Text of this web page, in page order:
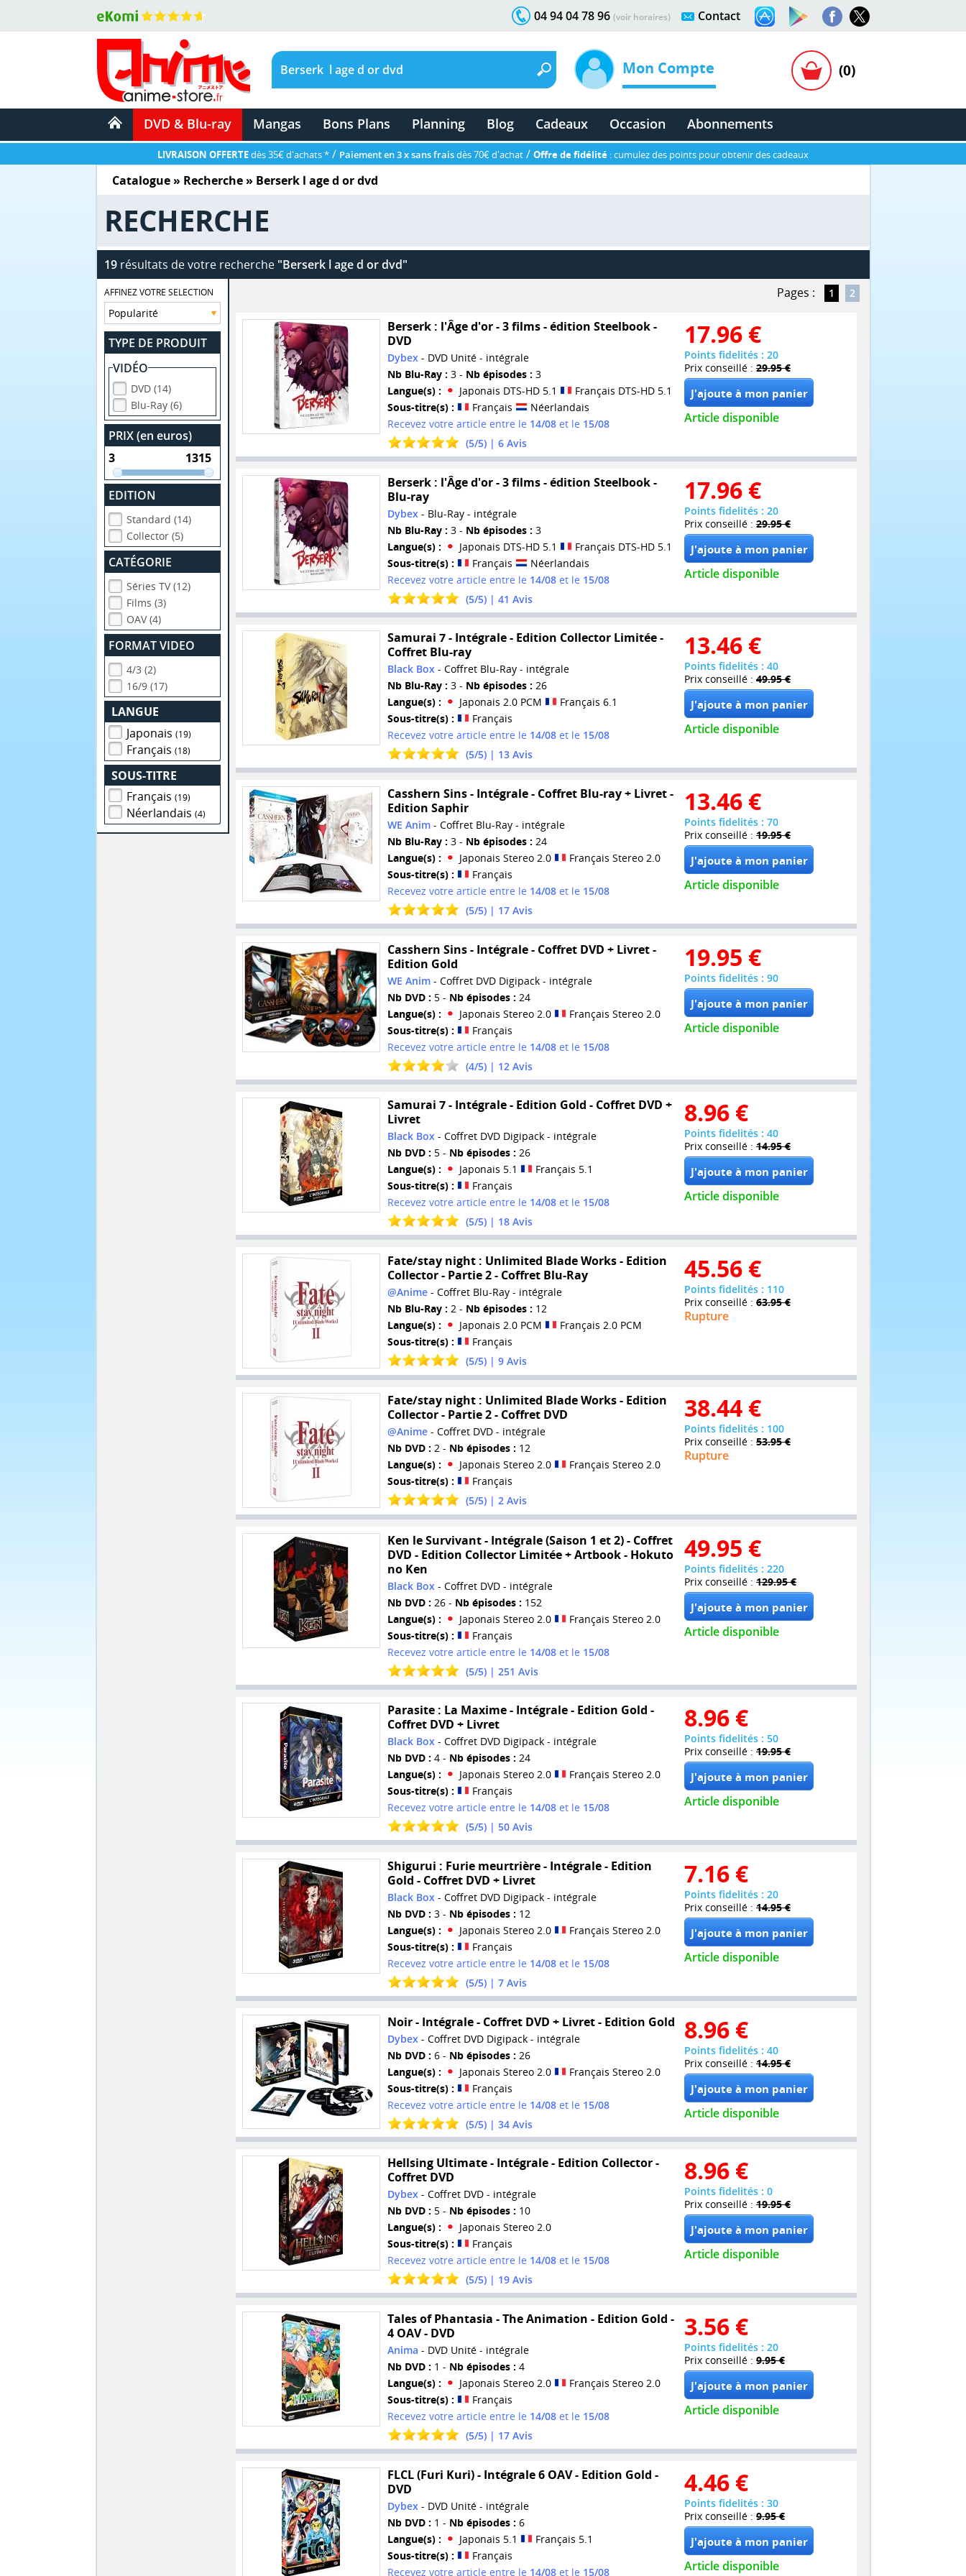
Contact
04 94 04 78 96 (voir horaires)
Mon Compte (0)
DVD & Blu-ray Mangas Bons Plans Planning Blog Cadeaux Occasion Abonnements
LIVRAISON OFFERTEdès 35€ d'achats * / Paiement en 3 x sans fraisdès 70€ d'achat / Offre de fidélité : cumulez des points pour obtenir des cadeaux
Catalogue» Recherche » Berserk l age d or dvd
RECHERCHE
19résultats de votre recherche "Berserk l age d or dvd"
AFFINEZ VOTRE SELECTION
TYPE DE PRODUIT
VIDÉO
DVD (14)
Blu-Ray (6)
PRIX (en euros)
EDITION
Standard (14)
Collector (5)
CATÉGORIE
Séries TV (12)
Films (3)
OAV (4)
FORMAT VIDEO
4/3 (2)
16/9 (17)
LANGUE
Japonais(19)
Français(18)
SOUS-TITRE
Français(19)
Néerlandais(4)
Pages : 1 2
Berserk : l'Âge d'or - 3 films - édition Steelbook -
DVD
Dybex- DVD Unité - intégrale
Nb Blu-Ray : 3 - Nb épisodes : 3
Langue(s) :
Japonais DTS-HD 5.1
Français DTS-HD 5.1
Sous-titre(s) :
Français
Néerlandais
Recevez votre article entre le 14/08et le 15/08
(5/5) | 6Avis
17.96 €
Points fidelités : 20
Prix conseillé : 29.95 €
Article disponible
Berserk : l'Âge d'or - 3 films - édition Steelbook -
Blu-ray
Dybex- Blu-Ray - intégrale
Nb Blu-Ray : 3 - Nb épisodes : 3
Langue(s) :
Japonais DTS-HD 5.1
Français DTS-HD 5.1
Sous-titre(s) :
Français
Néerlandais
Recevez votre article entre le 14/08et le 15/08
(5/5) | 41 Avis
17.96 €
Points fidelités : 20
Prix conseillé : 29.95 €
Article disponible
Samurai 7 - Intégrale - Edition Collector Limitée -
Coffret Blu-ray
Black Box- Coffret Blu-Ray - intégrale
Nb Blu-Ray : 3 - Nb épisodes : 26
Langue(s) :
Japonais 2.0 PCM
Français 6.1
Sous-titre(s) :
Français
Recevez votre article entre le 14/08et le 15/08
(5/5) | 13Avis
13.46 €
Points fidelités : 40
Prix conseillé : 49.95 €
Article disponible
Casshern Sins - Intégrale - Coffret Blu-ray + Livret -
Edition Saphir
WE Anim- Coffret Blu-Ray - intégrale
Nb Blu-Ray : 3 - Nb épisodes : 24
Langue(s) :
Japonais Stereo 2.0
Français Stereo 2.0
Sous-titre(s) :
Français
Recevez votre article entre le 14/08et le 15/08
(5/5) | 17Avis
13.46 €
Points fidelités : 70
Prix conseillé : 19.95 €
Article disponible
Casshern Sins - Intégrale - Coffret DVD + Livret -
Edition Gold
WE Anim- Coffret DVD Digipack - intégrale
Nb DVD : 5 - Nb épisodes : 24
Langue(s) :
Japonais Stereo 2.0
Français Stereo 2.0
Sous-titre(s) :
Français
Recevez votre article entre le 14/08et le 15/08
(4/5) | 12Avis
19.95 €
Points fidelités : 90
Article disponible
Samurai 7 - Intégrale - Edition Gold - Coffret DVD +
Livret
Black Box- Coffret DVD Digipack - intégrale
Nb DVD : 5 - Nb épisodes : 26
Langue(s) :
Japonais 5.1
Français 5.1
Sous-titre(s) :
Français
Recevez votre article entre le 14/08et le 15/08
(5/5) | 18Avis
8.96 €
Points fidelités : 40
Prix conseillé : 14.95 €
Article disponible
Fate/stay night : Unlimited Blade Works - Edition
Collector - Partie 2 - Coffret Blu-Ray
@Anime- Coffret Blu-Ray - intégrale
Nb Blu-Ray : 2 - Nb épisodes : 12
Langue(s) :
Japonais 2.0 PCM
Français 2.0 PCM
Sous-titre(s) :
Français
(5/5) | 9Avis
45.56 €
Points fidelités : 110
Prix conseillé : 63.95 €
Rupture
Fate/stay night : Unlimited Blade Works - Edition
Collector - Partie 2 - Coffret DVD
@Anime- Coffret DVD - intégrale
Nb DVD : 2 - Nb épisodes : 12
Langue(s) :
Japonais Stereo 2.0
Français Stereo 2.0
Sous-titre(s) :
Français
(5/5) | 2Avis
38.44 €
Points fidelités : 100
Prix conseillé : 53.95 €
Rupture
Ken le Survivant - Intégrale (Saison 1 et 2) - Coffret
DVD - Edition Collector Limitée + Artbook - Hokuto
no Ken
Black Box - Coffret DVD - intégrale
Nb DVD : 26 - Nb épisodes : 152
Langue(s) :
Japonais Stereo 2.0
Français Stereo 2.0
Sous-titre(s) :
Français
Recevez votre article entre le 14/08et le 15/08
(5/5) | 251 Avis
49.95 €
Points fidelités : 220
Prix conseillé : 129.95 €
Article disponible
Parasite : La Maxime - Intégrale - Edition Gold -
Coffret DVD + Livret
Black Box- Coffret DVD Digipack - intégrale
Nb DVD : 4 - Nb épisodes : 24
Langue(s) :
Japonais Stereo 2.0
Français Stereo 2.0
Sous-titre(s) :
Français
Recevez votre article entre le 14/08et le 15/08
(5/5) | 50Avis
8.96 €
Points fidelités : 50
Prix conseillé : 19.95 €
Article disponible
Shigurui : Furie meurtrière - Intégrale - Edition
Gold - Coffret DVD + Livret
Black Box- Coffret DVD Digipack - intégrale
Nb DVD : 3 - Nb épisodes : 12
Langue(s) :
Japonais Stereo 2.0
Français Stereo 2.0
Sous-titre(s) :
Français
Recevez votre article entre le 14/08et le 15/08
(5/5) | 7Avis
7.16 €
Points fidelités : 20
Prix conseillé : 14.95 €
Article disponible
Noir - Intégrale - Coffret DVD + Livret - Edition Gold
Dybex - Coffret DVD Digipack - intégrale
Nb DVD : 6 - Nb épisodes : 26
Langue(s) :
Japonais Stereo 2.0
Français Stereo 2.0
Sous-titre(s) :
Français
Recevez votre article entre le 14/08et le 15/08
(5/5) | 34Avis
8.96 €
Points fidelités : 40
Prix conseillé : 14.95 €
Article disponible
Hellsing Ultimate - Intégrale - Edition Collector -
Coffret DVD
Dybex- Coffret DVD - intégrale
Nb DVD : 5 - Nb épisodes : 10
Langue(s) :
Japonais Stereo 2.0
Sous-titre(s) :
Français
Recevez votre article entre le 14/08et le 15/08
(5/5) | 19Avis
8.96 €
Points fidelités : 0
Prix conseillé : 19.95 €
Article disponible
Tales of Phantasia - The Animation - Edition Gold -
4 OAV - DVD
Anima - DVD Unité - intégrale
Nb DVD : 1 - Nb épisodes : 4
Langue(s) :
Japonais Stereo 2.0
Français Stereo 2.0
Sous-titre(s) :
Français
Recevez votre article entre le 14/08et le 15/08
(5/5) | 17Avis
3.56 €
Points fidelités : 20
Prix conseillé : 9.95 €
Article disponible
FLCL (Furi Kuri) - Intégrale 6 OAV - Edition Gold -
DVD
Dybex - DVD Unité - intégrale
Nb DVD : 1 - Nb épisodes : 6
Langue(s) :
Japonais 5.1
Français 5.1
Sous-titre(s) :
Français
Recevez votre article entre le 14/08et le 15/08
4.46 €
Points fidelités : 30
Prix conseillé : 9.95 €
Article disponible